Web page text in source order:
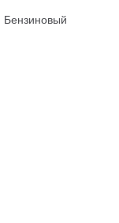
Бензиновый